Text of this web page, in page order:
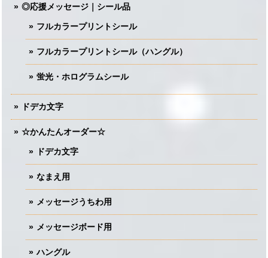
◎応援メッセージ｜シール品
フルカラープリントシール
フルカラープリントシール（ハングル）
蛍光・ホログラムシール
ドデカ文字
☆かんたんオーダー☆
ドデカ文字
なまえ用
メッセージうちわ用
メッセージボード用
ハングル